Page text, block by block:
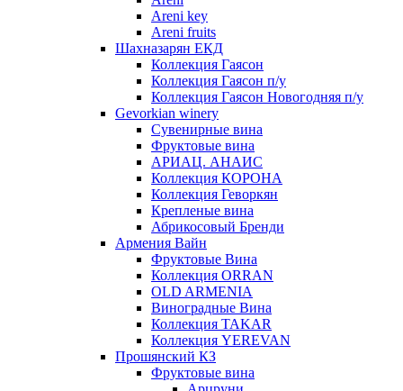
Areni key
Areni fruits
Шахназарян ЕКД
Коллекция Гаясон
Коллекция Гаясон п/у
Коллекция Гаясон Новогодняя п/у
Gevorkian winery
Сувенирные вина
Фруктовые вина
АРИАЦ. АНАИС
Коллекция КОРОНА
Коллекция Геворкян
Крепленые вина
Абрикосовый Бренди
Армения Вайн
Фруктовые Вина
Коллекция ORRAN
OLD ARMENIA
Виноградные Вина
Коллекция TAKAR
Коллекция YEREVAN
Прошянский КЗ
Фруктовые вина